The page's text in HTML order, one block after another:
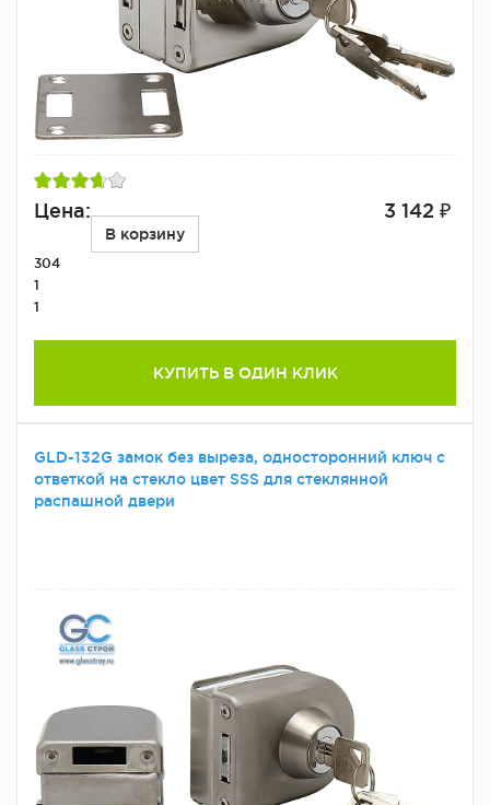
Цена: 3 142 ₽
В корзину
304
1
1
КУПИТЬ В ОДИН КЛИК
GLD-132G замок без выреза, односторонний ключ с
ответкой на стекло цвет SSS для стеклянной
распашной двери